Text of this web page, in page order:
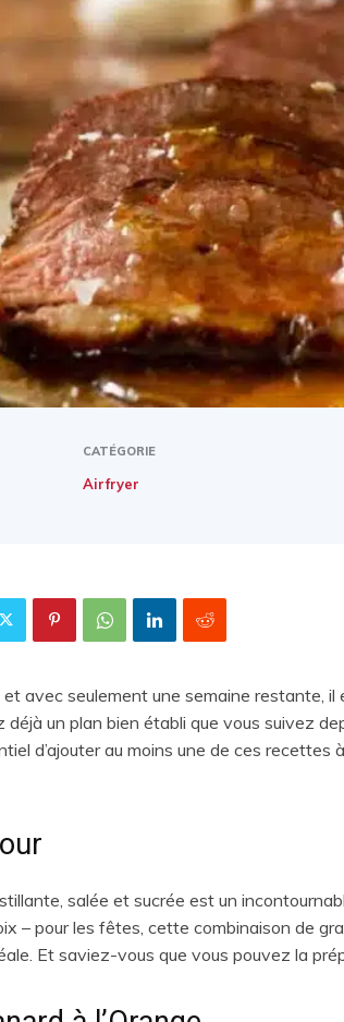
CATÉGORIE
Airfryer
avec seulement une semaine restante,
déjà un plan bien établi que vous suivez
d’ajouter au moins une de ces recettes
salée et sucrée est un
– pour les fêtes, cette combinaison de
Et saviez-vous que vous pouvez la